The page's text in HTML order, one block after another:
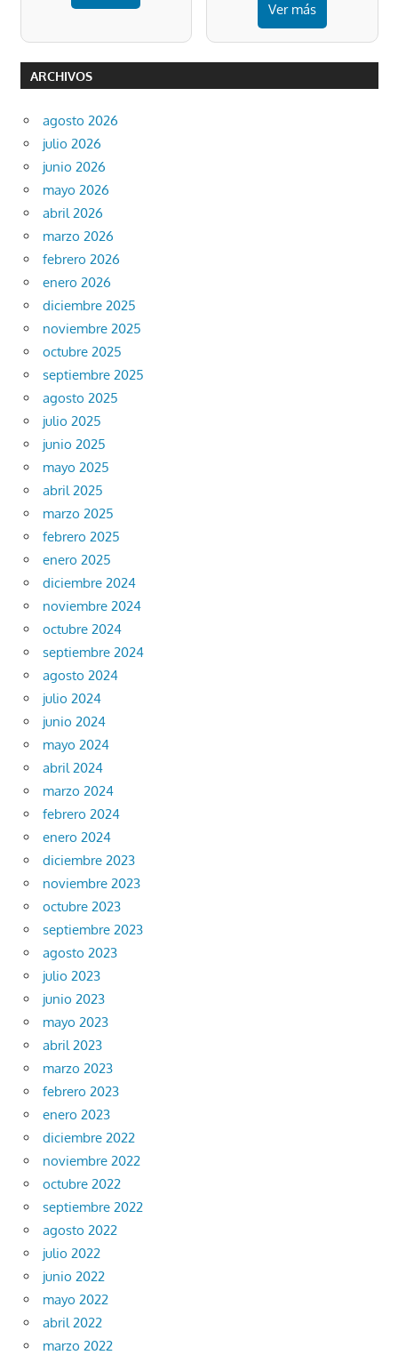
Ver más
ARCHIVOS
agosto 2026
julio 2026
junio 2026
mayo 2026
abril 2026
marzo 2026
febrero 2026
enero 2026
diciembre 2025
noviembre 2025
octubre 2025
septiembre 2025
agosto 2025
julio 2025
junio 2025
mayo 2025
abril 2025
marzo 2025
febrero 2025
enero 2025
diciembre 2024
noviembre 2024
octubre 2024
septiembre 2024
agosto 2024
julio 2024
junio 2024
mayo 2024
abril 2024
marzo 2024
febrero 2024
enero 2024
diciembre 2023
noviembre 2023
octubre 2023
septiembre 2023
agosto 2023
julio 2023
junio 2023
mayo 2023
abril 2023
marzo 2023
febrero 2023
enero 2023
diciembre 2022
noviembre 2022
octubre 2022
septiembre 2022
agosto 2022
julio 2022
junio 2022
mayo 2022
abril 2022
marzo 2022